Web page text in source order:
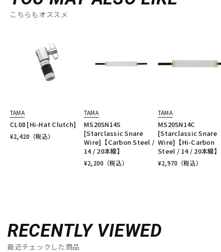
こちらもオススメ
TAMA
CL08 [Hi-Hat Clutch]
¥2,420 （税込）
TAMA
MS20SN14S
[Starclassic Snare
Wire]【Carbon Steel /
14 / 20本線】
¥2,200 （税込）
TAMA
MS20SN14C
[Starclassic Snare
Wire]【Hi-Carbon
Steel / 14 / 20本線】
¥2,970 （税込）
RECENTLY VIEWED
最近チェックした商品